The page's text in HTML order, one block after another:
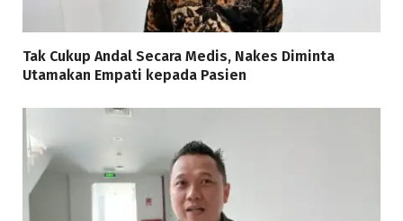
Tak Cukup Andal Secara Medis, Nakes Diminta
Utamakan Empati kepada Pasien